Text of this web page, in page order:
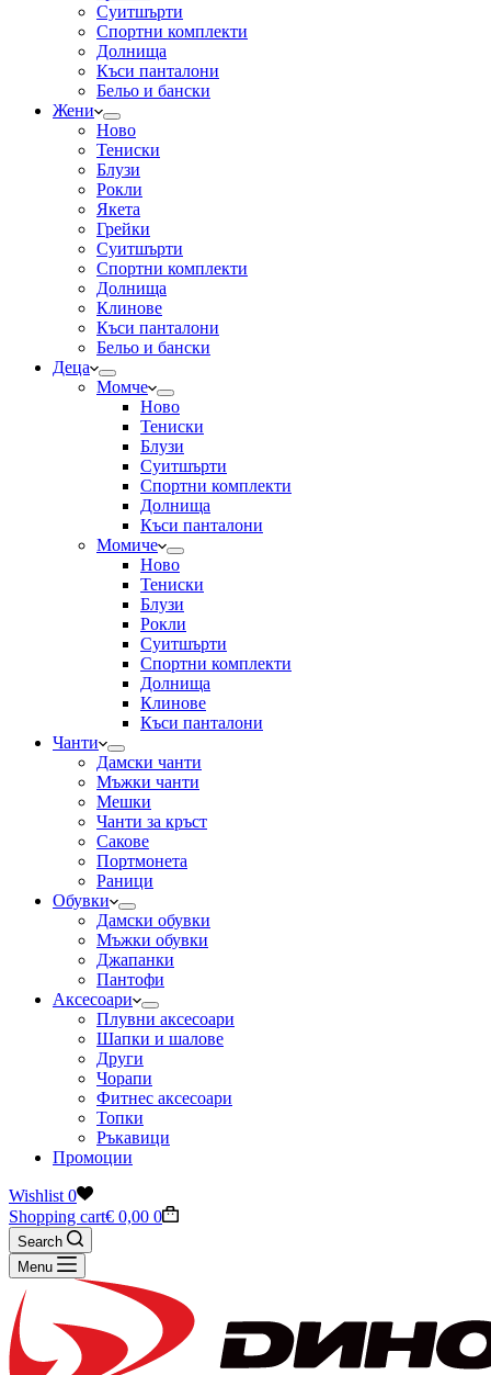
Суитшърти
Спортни комплекти
Долнища
Къси панталони
Бельо и бански
Жени
Ново
Тениски
Блузи
Рокли
Якета
Грейки
Суитшърти
Спортни комплекти
Долнища
Клинове
Къси панталони
Бельо и бански
Деца
Момче
Ново
Тениски
Блузи
Суитшърти
Спортни комплекти
Долнища
Къси панталони
Момиче
Ново
Тениски
Блузи
Рокли
Суитшърти
Спортни комплекти
Долнища
Клинове
Къси панталони
Чанти
Дамски чанти
Мъжки чанти
Мешки
Чанти за кръст
Сакове
Портмонета
Раници
Обувки
Дамски обувки
Мъжки обувки
Джапанки
Пантофи
Аксесоари
Плувни аксесоари
Шапки и шалове
Други
Чорапи
Фитнес аксесоари
Топки
Ръкавици
Промоции
Wishlist 0
Shopping cart€ 0,00 0
Search
Menu